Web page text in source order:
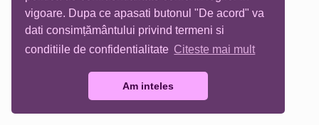
vigoare. Dupa ce apasati butonul "De acord" va
dati consimțământului privind termeni si
conditiile de confidentialitate Citeste mai mult
Am inteles